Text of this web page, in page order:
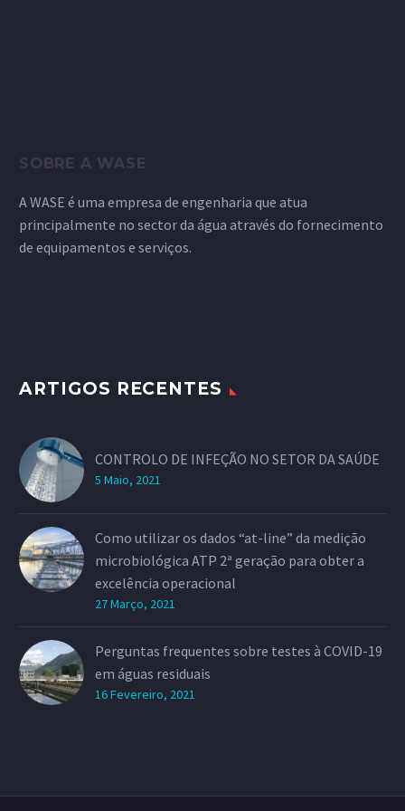
SOBRE A WASE
A WASE é uma empresa de engenharia que atua
principalmente no sector da água através do fornecimento
de equipamentos e serviços.
ARTIGOS RECENTES
CONTROLO DE INFEÇÃO NO SETOR DA SAÚDE
5 Maio, 2021
Como utilizar os dados “at-line” da medição
microbiológica ATP 2ª geração para obter a
excelência operacional
27 Março, 2021
Perguntas frequentes sobre testes à COVID-19
em águas residuais
16 Fevereiro, 2021